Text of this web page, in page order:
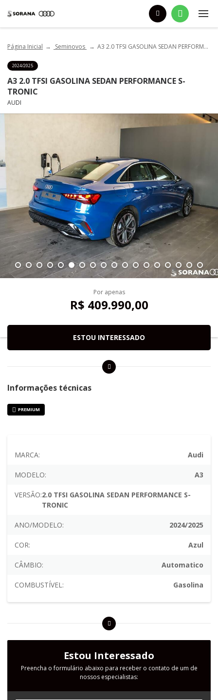
Página Inicial Seminovos A3 2.0 TFSI GASOLINA SEDAN PERFORMANCE S-TRONIC
2024/2025
A3 2.0 TFSI GASOLINA SEDAN PERFORMANCE S-
TRONIC
AUDI
Por apenas
R$ 409.990,00
ESTOU INTERESSADO
Informações técnicas
PREMIUM
MARCA: Audi
MODELO: A3
VERSÃO:2.0 TFSI GASOLINA SEDAN PERFORMANCE S-
TRONIC
ANO/MODELO: 2024/2025
COR: Azul
CÂMBIO: Automatico
COMBUSTÍVEL: Gasolina
Estou Interessado
Preencha o formulário abaixo para receber o contato de um de
nossos especialistas: